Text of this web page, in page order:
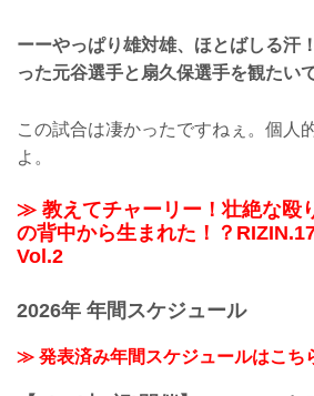
ーーやっぱり雄対雄、ほとばしる汗
った元谷選手と扇久保選手を観たい
この試合は凄かったですねぇ。個人
よ。
≫ 教えてチャーリー！壮絶な殴
の背中から生まれた！？
Vol.2
2026年 年間スケジュール
≫ 発表済み年間スケジュールはこち